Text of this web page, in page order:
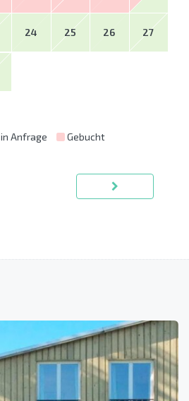
24 25 26 27
in Anfrage Gebucht